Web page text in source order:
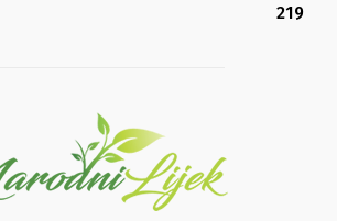
219